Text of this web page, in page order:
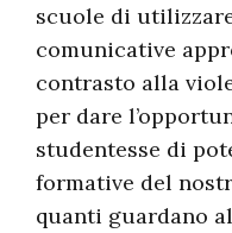
scuole di
comunicative
contrasto alla
per dare
studentesse di
formative del
quanti guardano